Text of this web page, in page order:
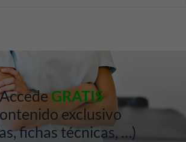
AccedeGRATIS
exclusivo
fichas técnicas, …)